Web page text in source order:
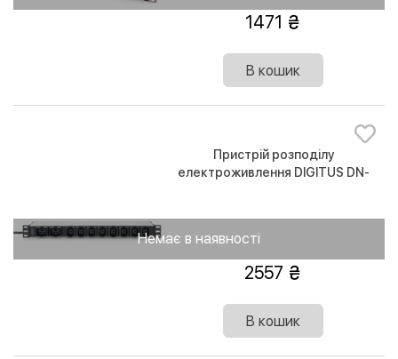
1471
В кошик
Немає в наявності
Пристрій розподілу
електроживлення DIGITUS DN-
2557
В кошик